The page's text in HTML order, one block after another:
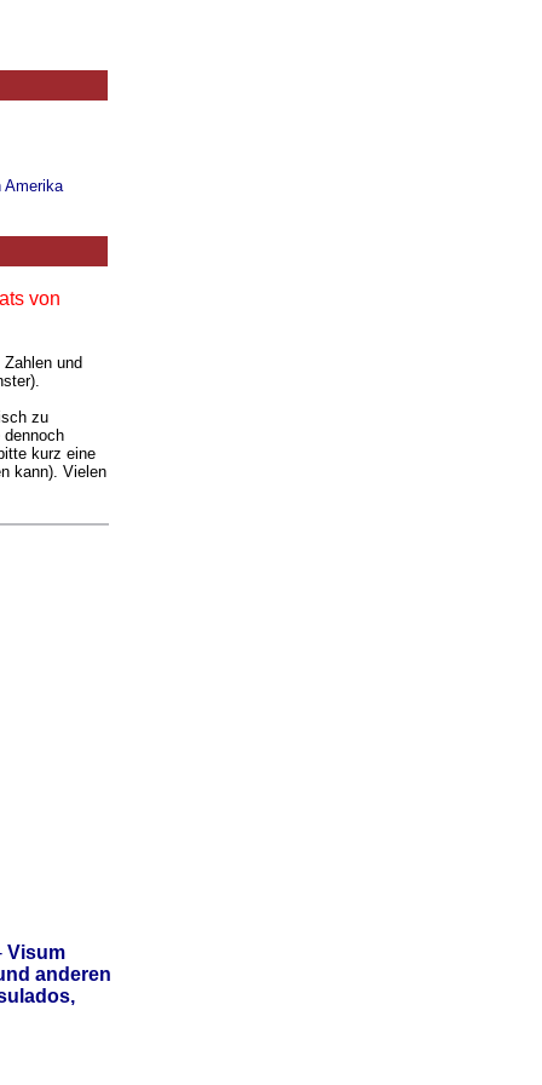
Amerika
von
Zahlen und
zu
kurz eine
kann). Vielen
Visum
anderen